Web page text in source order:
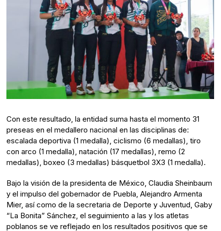
Con este resultado, la entidad suma hasta el momento 31
preseas en el medallero nacional en las disciplinas de:
escalada deportiva (1 medalla), ciclismo (6 medallas), tiro
con arco (1 medalla), natación (17 medallas), remo (2
medallas), boxeo (3 medallas) básquetbol 3X3 (1 medalla).
Bajo la visión de la presidenta de México, Claudia Sheinbaum
y el impulso del gobernador de Puebla, Alejandro Armenta
Mier, así como de la secretaria de Deporte y Juventud, Gaby
“La Bonita” Sánchez, el seguimiento a las y los atletas
poblanos se ve reflejado en los resultados positivos que se